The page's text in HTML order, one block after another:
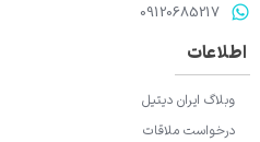
★
​​​​​​​09120685217​​​​​​​
اطلاعات
وبلاگ ایران دیتیل
درخواست ملاقات